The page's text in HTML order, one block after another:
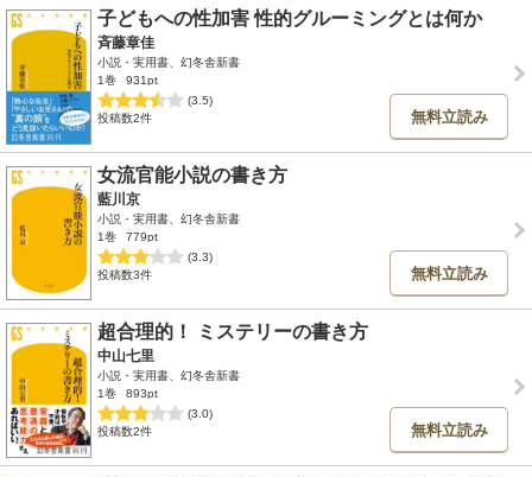
子どもへの性加害 性的グルーミングとは何か
斉藤章佳
小説・実用書、幻冬舎新書
1巻
931pt
(3.5)
投稿数2件
無料立読み
女流官能小説の書き方
藍川京
小説・実用書、幻冬舎新書
1巻
779pt
(3.3)
投稿数3件
無料立読み
超合理的！ ミステリーの書き方
中山七里
小説・実用書、幻冬舎新書
1巻
893pt
(3.0)
投稿数2件
無料立読み